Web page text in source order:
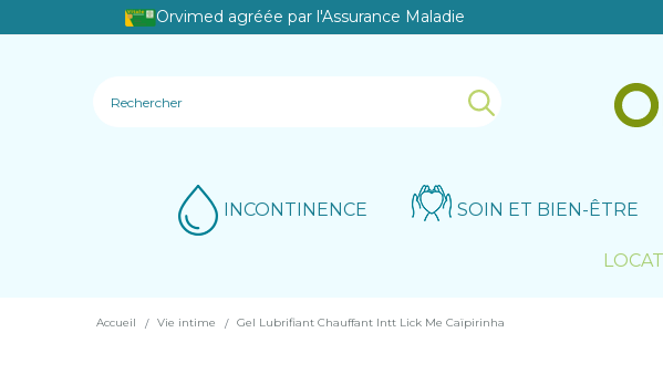
Orvimed agréée par l'Assurance Maladie
INCONTINENCE SOIN ET BIEN-ÊTRE
Accueil Vie intime Gel Lubrifiant Chauffant Intt Lick Me Caïpirinha